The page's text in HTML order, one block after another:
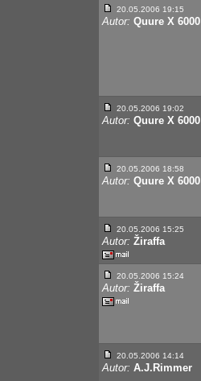
20.05.2006 19:15
Autor: Quure X 6000
20.05.2006 19:02
Autor: Quure X 6000
20.05.2006 18:58
Autor: Quure X 6000
20.05.2006 15:25
Autor: Žiraffa
20.05.2006 15:24
Autor: Žiraffa
20.05.2006 14:14
Autor: A.J.Rimmer